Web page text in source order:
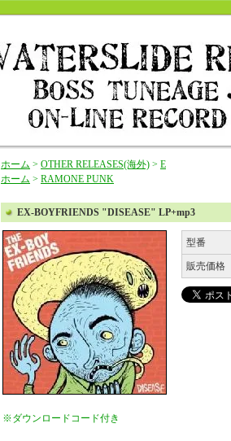
ホーム > OTHER RELEASES(海外) > E
ホーム > RAMONE PUNK
EX-BOYFRIENDS "DISEASE" LP+mp3
型番
販売価格
※ダウンロードコード付き